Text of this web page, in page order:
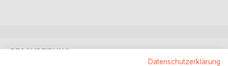
BESCHREIBUNG
Datenschutzerklärung